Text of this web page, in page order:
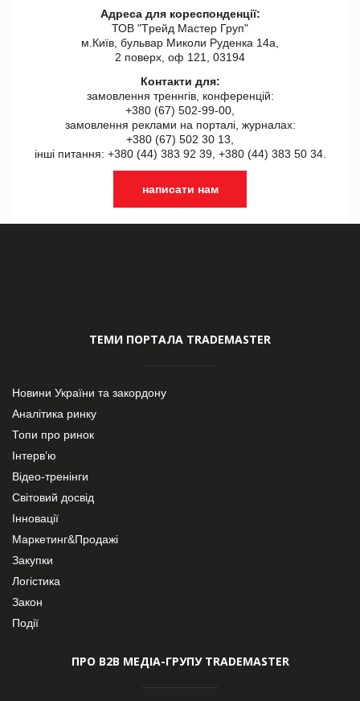
Адреса для кореспонденції:
ТОВ "Tрейд Мастер Груп"
м.Київ, бульвар Миколи Руденка 14а,
2 поверх, оф 121, 03194
Контакти для:
замовлення треннгів, конференцій:
+380 (67) 502-99-00,
замовлення реклами на порталі, журналах:
+380 (67) 502 30 13,
інші питання: +380 (44) 383 92 39, +380 (44) 383 50 34.
написати нам
ТЕМИ ПОРТАЛА TRADEMASTER
Новини України та закордону
Аналітика ринку
Топи про ринок
Інтерв’ю
Відео-тренінги
Світовий досвід
Інновації
Маркетинг&Продажі
Закупки
Логістика
Закон
Події
ПРО В2В МЕДІА-ГРУПУ TRADEMASTER